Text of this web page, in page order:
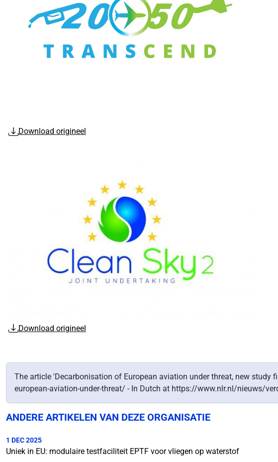
Download origineel
Download origineel
The article 'Decarbonisation of European aviation under threat, new
european-aviation-under-threat/ - In Dutch at https://www.nlr.nl/nieuws/
ANDERE ARTIKELEN VAN DEZE ORGANISATIE
1 DEC 2025
Uniek in EU: modulaire testfaciliteit EPTF voor vliegen op waterstof